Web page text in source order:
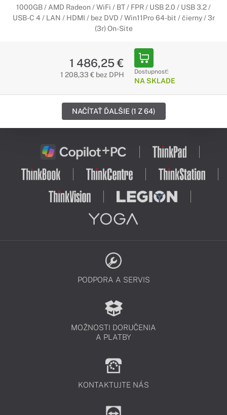
1000GB / AMD Radeon / WiFi / BT / FPR / USB 2.0 / USB 3.2 /
USB-C 4 / LAN / HDMI / bez DVD / Win11Pro 64-bit / čierny / 3r
(3r) On-Site
1 486,25 €
1 208,33 € bez DPH Dostupnosť:
NA SKLADE
NAČÍTAŤ ĎALŠIE (1 Z 64)
PODPORA A SERVIS
MOŽNOSTI DORUČENIA
A PLATBY
KONTAKTUJTE NÁS